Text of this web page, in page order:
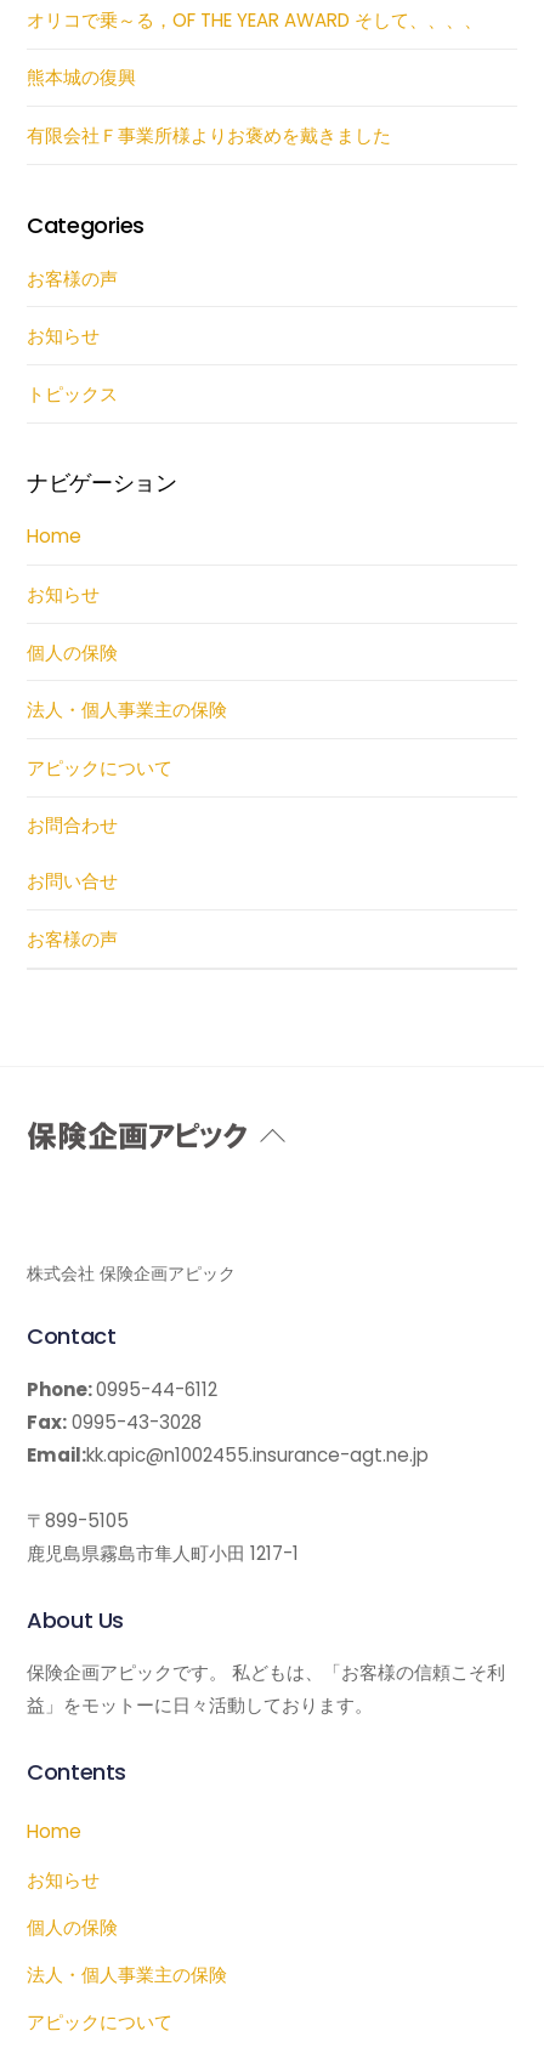
オリコで乗～る，OF THE YEAR AWARD そして、、、、
熊本城の復興
有限会社Ｆ事業所様よりお褒めを戴きました
Categories
お客様の声
お知らせ
トピックス
ナビゲーション
Home
お知らせ
個人の保険
法人・個人事業主の保険
アピックについて
お問合わせ
お問い合せ
お客様の声
Back
株式会社 保険企画アピック
Contact
Phone:0995-44-6112
Fax:0995-43-3028
Email:kk.apic@n1002455.insurance-agt.ne.jp
〒899-5105
鹿児島県霧島市隼人町小田 1217-1
About Us
保険企画アピックです。 私どもは、「お客様の信頼こそ利
益」をモットーに日々活動しております。
Contents
Home
お知らせ
個人の保険
法人・個人事業主の保険
アピックについて